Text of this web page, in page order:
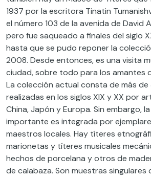
1937 por la escritora Tinatin
el número 103 de la avenida de David
pero fue saqueado a finales del siglo
hasta que se pudo reponer la
2008. Desde entonces, es una visita
ciudad, sobre todo para los amantes
La colección actual consta de más de
realizadas en los siglos XIX y XX por
China, Japón y Europa. Sin embargo,
importante es integrada por
maestros locales. Hay títeres
marionetas y títeres musicales
hechos de porcelana y otros de
de calabaza. Son muestras singulares